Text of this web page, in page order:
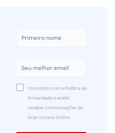
Concordo com a Política de
Privacidade e aceito
receber comunicações do
Gran Cursos Online.